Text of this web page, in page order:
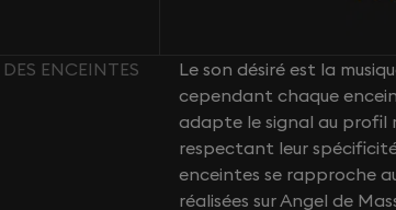
ENCEINTES
Le son désiré est la
cependant chaque
adapte le signal au profil
respectant leur
enceintes se rapproche
réalisées sur Angel de